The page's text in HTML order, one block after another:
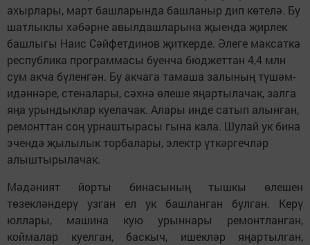
ахырлары, март башларында башланыр дип көтелә. Бу
шатлыклы хәбәрне авылдашларына җыенда җирлек
башлыгы Наис Сәйфетдинов җиткерде. Әлеге максатка
республика программасы буенча бюджеттан 4,4 млн
сум акча бүленгән. Бу акчага тамаша залының түшәм-
идәннәре, стеналары, сәхнә өлеше яңартылачак, залга
яңа урындыклар куелачак. Алары инде сатып алынган,
ремонттан соң урнаштырасы гына кала. Шулай ук бина
эчендә җылылык торбалары, электр үткәргечләр
алыштырылачак.
Мәдәният йорты бинасының тышкы өлешен
төзекләндерү узган ел ук башланган булган. Керү
юллары, машина кую урыннары ремонтланган,
коймалар куелган, баскыч, ишекләр яңартылган,